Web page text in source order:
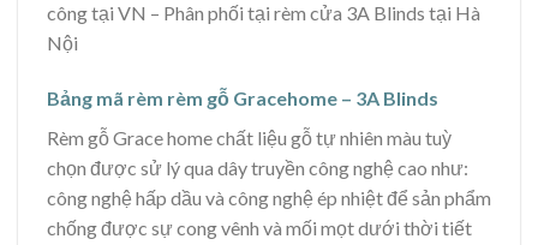
công tại VN – Phân phối tại rèm cửa 3A Blinds tại Hà
Nội
Bảng mã rèm rèm gỗ Gracehome – 3A Blinds
Rèm gỗ Grace home chất liệu gỗ tự nhiên màu tuỳ
chọn được sử lý qua dây truyền công nghệ cao như:
công nghệ hấp dầu và công nghệ ép nhiệt để sản phẩm
chống được sự cong vênh và mối mọt dưới thời tiết